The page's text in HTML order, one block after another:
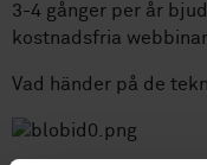
3-4 gånger per år
kostnadsfria
Vad händer på de